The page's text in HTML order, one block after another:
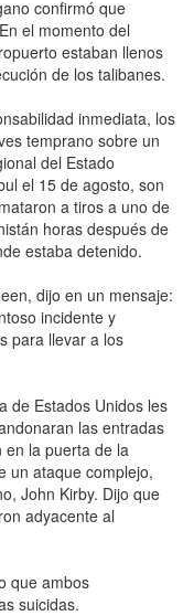
confirmó que
el momento del
estaban llenos
de los talibanes.
inmediata, los
temprano sobre un
del Estado
el 15 de agosto, son
a tiros a uno de
horas después de
estaba detenido.
dijo en un mensaje:
incidente y
para llevar a los
de Estados Unidos les
las entradas
la puerta de la
un ataque complejo,
John Kirby. Dijo que
adyacente al
que ambos
suicidas.